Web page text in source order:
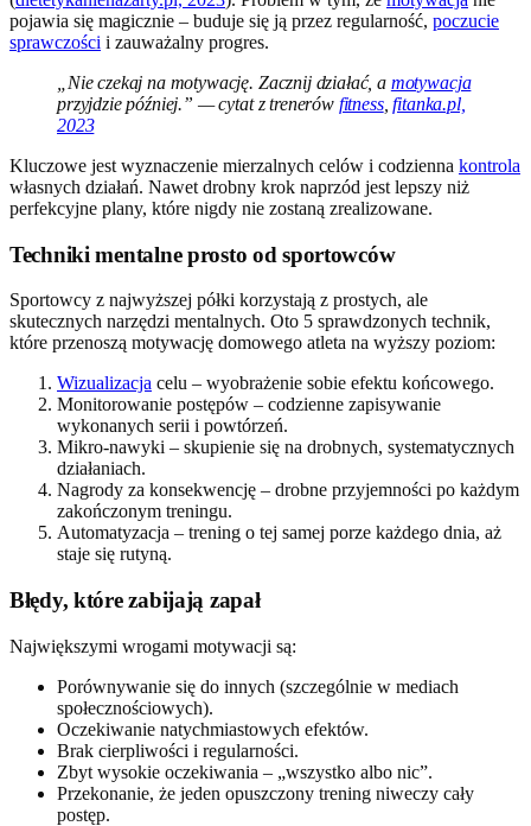
pojawia się magicznie – buduje się ją przez regularność, poczucie
sprawczości i zauważalny progres.
„Nie czekaj na motywację. Zacznij działać, a motywacja
przyjdzie później.” — cytat z trenerów fitness,fitanka.pl,
2023
Kluczowe jest wyznaczenie mierzalnych celów i codzienna kontrola
własnych działań. Nawet drobny krok naprzód jest lepszy niż
perfekcyjne plany, które nigdy nie zostaną zrealizowane.
Techniki mentalne prosto od sportowców
Sportowcy z najwyższej półki korzystają z prostych, ale
skutecznych narzędzi mentalnych. Oto 5 sprawdzonych technik,
które przenoszą motywację domowego atleta na wyższy poziom:
Wizualizacja celu – wyobrażenie sobie efektu końcowego.
Monitorowanie postępów – codzienne zapisywanie
wykonanych serii i powtórzeń.
Mikro-nawyki – skupienie się na drobnych, systematycznych
działaniach.
Nagrody za konsekwencję – drobne przyjemności po każdym
zakończonym treningu.
Automatyzacja – trening o tej samej porze każdego dnia, aż
staje się rutyną.
Błędy, które zabijają zapał
Największymi wrogami motywacji są:
Porównywanie się do innych (szczególnie w mediach
społecznościowych).
Oczekiwanie natychmiastowych efektów.
Brak cierpliwości i regularności.
Zbyt wysokie oczekiwania – „wszystko albo nic”.
Przekonanie, że jeden opuszczony trening niweczy cały
postęp.